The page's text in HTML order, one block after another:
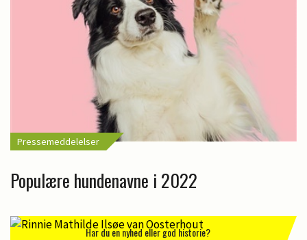
Pressemeddelelser
Populære hundenavne i 2022
Har du en nyhed eller god historie?